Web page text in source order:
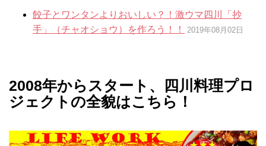
餃子とワンタンよりおいしい？！激ウマ四川「抄
手」（チャオショウ）を作ろう！！
2019年08月02日
2008年からスタート、四川料理プロ
ジェクトの全貌はこちら！